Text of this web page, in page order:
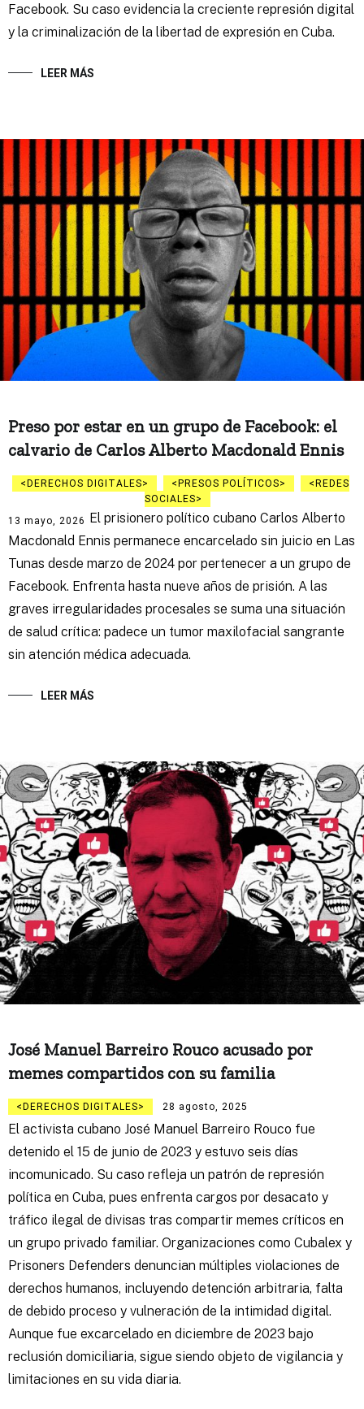
Facebook. Su caso evidencia la creciente represión digital
y la criminalización de la libertad de expresión en Cuba.
LEER MÁS
Preso por estar en un grupo de Facebook: el
calvario de Carlos Alberto Macdonald Ennis
DERECHOS DIGITALES PRESOS POLÍTICOS
REDES
SOCIALES
13 mayo, 2026
El prisionero político cubano Carlos Alberto
Macdonald Ennis permanece encarcelado sin juicio en Las
Tunas desde marzo de 2024 por pertenecer a un grupo de
Facebook. Enfrenta hasta nueve años de prisión. A las
graves irregularidades procesales se suma una situación
de salud crítica: padece un tumor maxilofacial sangrante
sin atención médica adecuada.
LEER MÁS
José Manuel Barreiro Rouco acusado por
memes compartidos con su familia
DERECHOS DIGITALES 28 agosto, 2025
El activista cubano José Manuel Barreiro Rouco fue
detenido el 15 de junio de 2023 y estuvo seis días
incomunicado. Su caso refleja un patrón de represión
política en Cuba, pues enfrenta cargos por desacato y
tráfico ilegal de divisas tras compartir memes críticos en
un grupo privado familiar. Organizaciones como Cubalex y
Prisoners Defenders denuncian múltiples violaciones de
derechos humanos, incluyendo detención arbitraria, falta
de debido proceso y vulneración de la intimidad digital.
Aunque fue excarcelado en diciembre de 2023 bajo
reclusión domiciliaria, sigue siendo objeto de vigilancia y
limitaciones en su vida diaria.